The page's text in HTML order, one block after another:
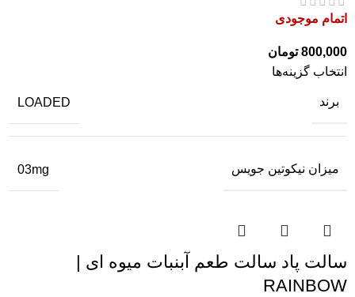
اتمام موجودی
800,000 تومان
انتخاب گزینه‌ها
برند LOADED
میزان نیکوتین جویس 03mg
سالت پاد سالت طعم آبنبات میوه ای |
RAINBOW